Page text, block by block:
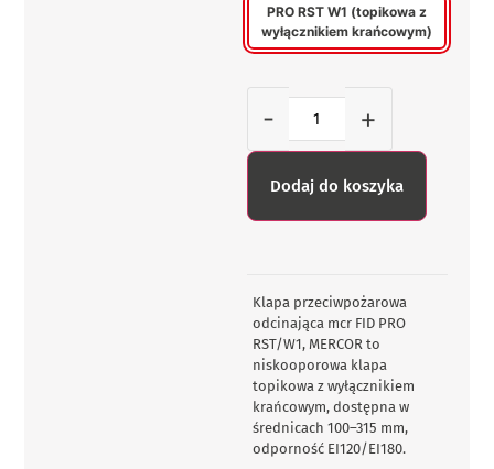
PRO RST W1 (topikowa z
wyłącznikiem krańcowym)
- +
Dodaj do koszyka
Klapa przeciwpożarowa
odcinająca mcr FID PRO
RST/W1, MERCOR to
niskooporowa klapa
topikowa z wyłącznikiem
krańcowym, dostępna w
średnicach 100–315 mm,
odporność EI120/EI180.